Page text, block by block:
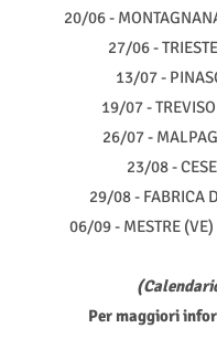
20/06 -
27/06 -
13/07 -
19/07 -
26/07 -
23/08 -
29/08 - FABRICA
06/09 - MESTRE
Per maggiori